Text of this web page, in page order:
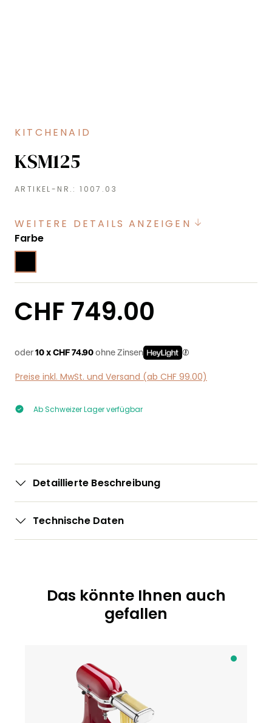
KITCHENAID
KSM125
ARTIKEL-NR.:1007.03
WEITERE DETAILS ANZEIGEN
Farbeauswählen
Regulärer Preis:
CHF 749.00
oder 10 x CHF 74.90 ohne Zinsen
Preise inkl. MwSt. und Versand (ab CHF 99.00)
Ab Schweizer Lager verfügbar
Detaillierte Beschreibung
Technische Daten
Produktgalerie überspringen
Das könnte Ihnen auch
gefallen